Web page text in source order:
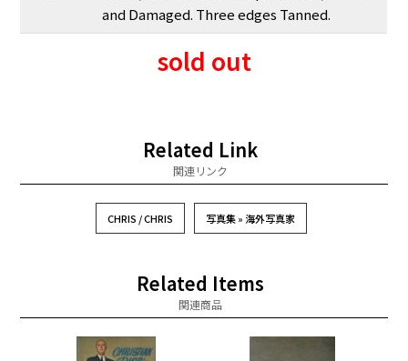
and Damaged. Three edges Tanned.
sold out
Related Link
関連リンク
CHRIS / CHRIS 写真集 » 海外写真家
Related Items
関連商品